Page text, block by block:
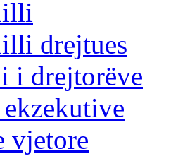
drejtues
i drejtorëve
vjetore